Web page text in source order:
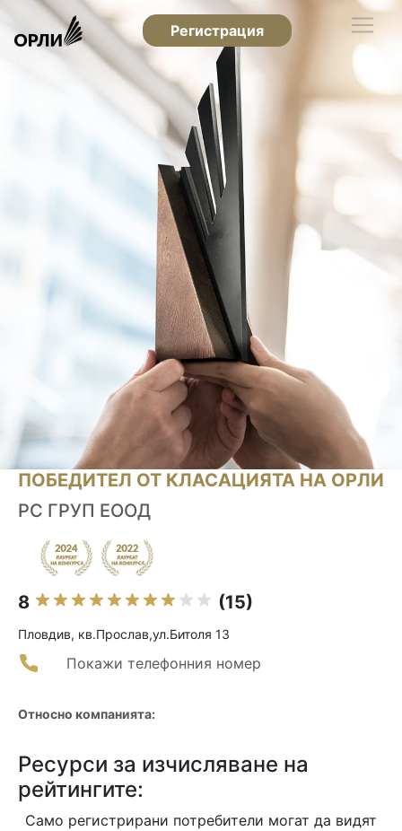
Регистрация
ПОБЕДИТЕЛ ОТ КЛАСАЦИЯТА НА ОРЛИ
РС ГРУП ЕООД
8 (15)
Пловдив, кв.Прослав,ул.Битоля 13
Покажи телефонния номер
Относно компанията:
Ресурси за изчисляване на
рейтингите:
Само регистрирани потребители могат да видят